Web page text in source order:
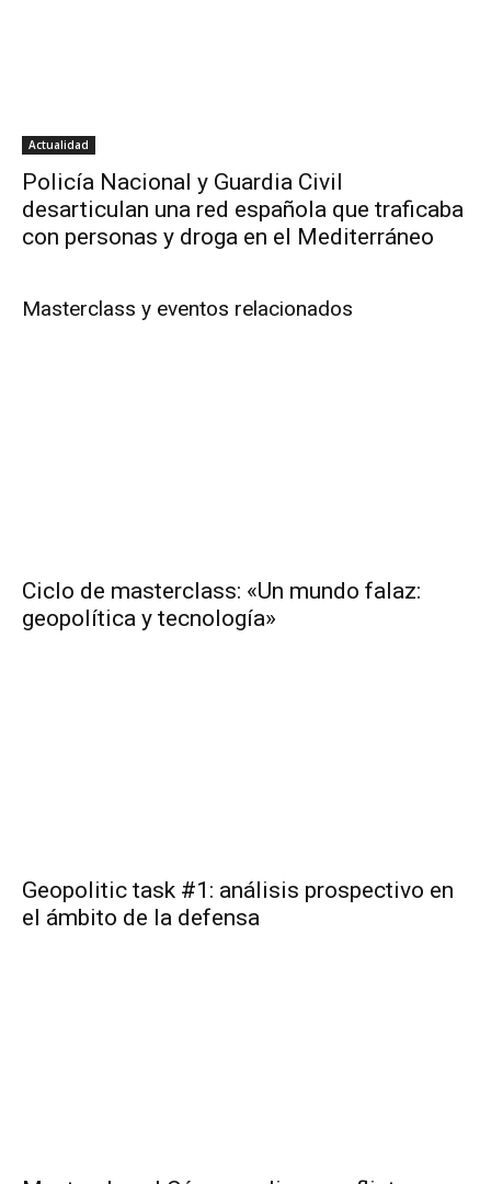
Actualidad
Policía Nacional y Guardia Civil
desarticulan una red española que traficaba
con personas y droga en el Mediterráneo
Masterclass y eventos relacionados
Ciclo de masterclass: «Un mundo falaz:
geopolítica y tecnología»
Geopolitic task #1: análisis prospectivo en
el ámbito de la defensa